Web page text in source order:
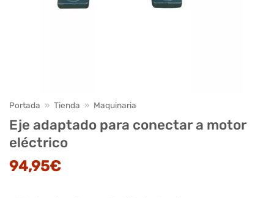
Portada » Tienda » Maquinaria
Eje adaptado para conectar a motor
eléctrico
94,95€